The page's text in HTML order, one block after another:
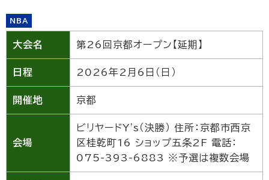
NBA
大会名 第26回京都オープン【延期】
日程 2026年2月6日（日）
開催地 京都
会場
ビリヤードY's（決勝） 住所：京都市西京
区桂乾町16 ショップ五条2F 電話：
075-393-6883 ※予選は複数会場